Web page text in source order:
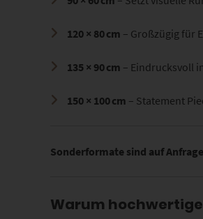
120 × 80 cm – Großzügig für
135 × 90 cm – Eindrucksvoll
150 × 100 cm – Statement
Sonderformate sind auf
Warum